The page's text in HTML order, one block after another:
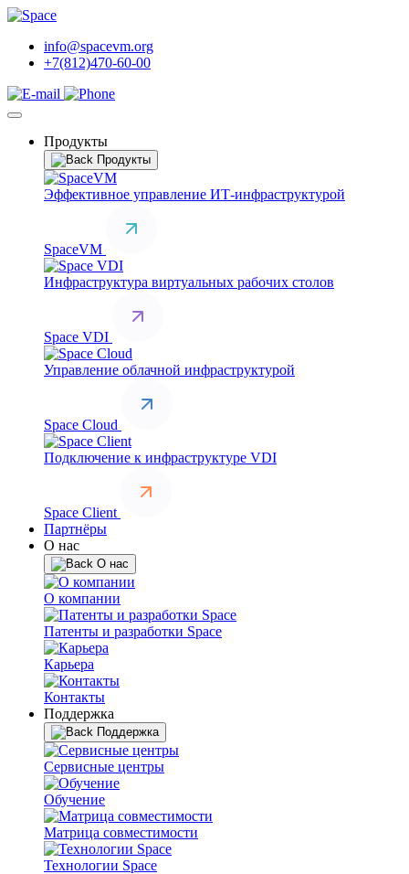
info@spacevm.org
+7(812)470-60-00
Продукты
Продукты
Эффективное управление ИТ-инфраструктурой
SpaceVM
Инфраструктура виртуальных рабочих столов
Space VDI
Управление облачной инфраструктурой
Space Cloud
Подключение к инфраструктуре VDI
Space Client
Партнёры
О нас
О нас
О компании
Патенты и разработки Space
Карьера
Контакты
Поддержка
Поддержка
Сервисные центры
Обучение
Матрица совместимости
Технологии Space